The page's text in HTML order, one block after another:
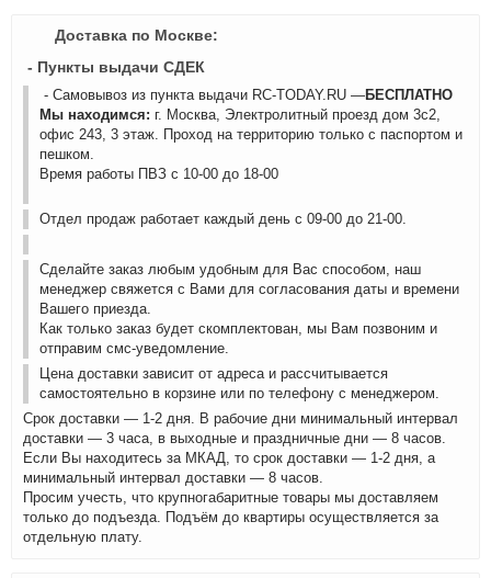
Доставка по Москве:
- Пункты выдачи СДЕК
- Самовывоз из пункта выдачи RC-TODAY.RU —БЕСПЛАТНО
Мы находимся: г. Москва, Электролитный проезд дом 3с2,
офис 243, 3 этаж. Проход на территорию только с паспортом и
пешком.
Время работы ПВЗ с 10-00 до 18-00
Отдел продаж работает каждый день с 09-00 до 21-00.
Сделайте заказ любым удобным для Вас способом, наш
менеджер свяжется с Вами для согласования даты и времени
Вашего приезда.
Как только заказ будет скомплектован, мы Вам позвоним и
отправим смс-уведомление.
Цена доставки зависит от адреса и рассчитывается
самостоятельно в корзине или по телефону с менеджером.
Срок доставки — 1-2 дня. В рабочие дни минимальный интервал
доставки — 3 часа, в выходные и праздничные дни — 8 часов.
Если Вы находитесь за МКАД, то срок доставки — 1-2 дня, а
минимальный интервал доставки — 8 часов.
Просим учесть, что крупногабаритные товары мы доставляем
только до подъезда. Подъём до квартиры осуществляется за
отдельную плату.